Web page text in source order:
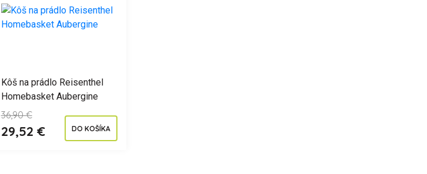
Kôš na prádlo Reisenthel
Homebasket Aubergine
36,90 €
29,52 € DO KOŠÍKA